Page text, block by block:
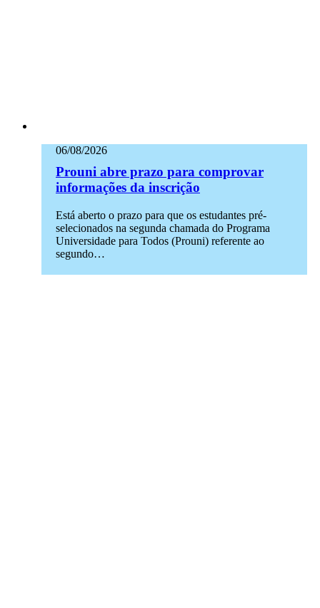
06/08/2026
Prouni abre prazo para comprovar
informações da inscrição
Está aberto o prazo para que os estudantes pré-
selecionados na segunda chamada do Programa
Universidade para Todos (Prouni) referente ao
segundo…